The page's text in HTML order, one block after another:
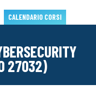
CALENDARIO CORSI
27032)